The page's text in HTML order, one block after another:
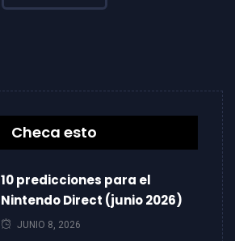
Checa esto
10 predicciones para el
Nintendo Direct (junio 2026)
JUNIO 8, 2026